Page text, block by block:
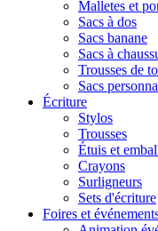
Malletes et
Sacs à dos
Sacs banane
Sacs à
Trousses de
Sacs
Écriture
Stylos
Trousses
Étuis et
Crayons
Surligneurs
Sets d'écriture
Foires et